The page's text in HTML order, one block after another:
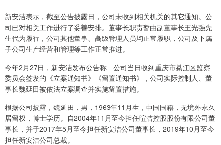
新安洁表示，截至公告披露日，公司未收到相关机关的其它通知。公
司已对相关工作进行了妥善安排。董事长职责暂由副董事长王光强先
生代为履行，公司其他董事、高级管理人员均正常履职，公司及下属
子公司生产经营和管理等工作正常推进。
今年2月27日，新安洁发布公告称，公司当日收到重庆市綦江区监察
委员会签发的《立案通知书》《留置通知书》，公司实际控制人、董
事长魏延田被依法立案调查并实施留置措施。
根据公司披露，魏延田，男，1963年11月生，中国国籍，无境外永久
居留权，博士学历。自2004年11月至今担任暄洁控股股份有限公司董
事长，并于2017年5月至今担任新安洁公司董事长，2019年10月至今
担任新安洁公司总裁。